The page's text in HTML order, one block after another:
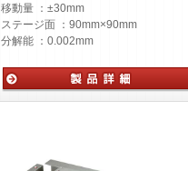
移動量 ： ±30mm
ステージ面 ： 90mm×90mm
分解能 ： 0.002mm